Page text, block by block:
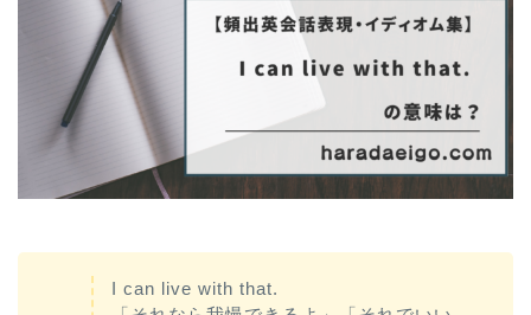
I can live with that.